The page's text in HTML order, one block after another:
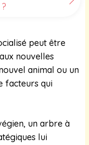
peut être
nouvelles
animal ou un
facteurs qui
un arbre à
lui